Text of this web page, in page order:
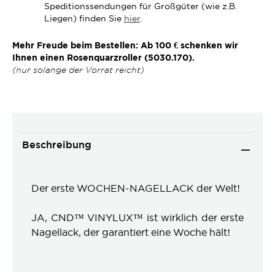
Speditionssendungen für Großgüter (wie z.B.
Liegen) finden Sie hier.
Mehr Freude beim Bestellen: Ab 100 € schenken wir
Ihnen einen Rosenquarzroller (5030.170).
(nur solange der Vorrat reicht)
Beschreibung
Der erste WOCHEN-NAGELLACK der Welt!
JA, CND™ VINYLUX™ ist wirklich der erste
Nagellack, der garantiert eine Woche hält!